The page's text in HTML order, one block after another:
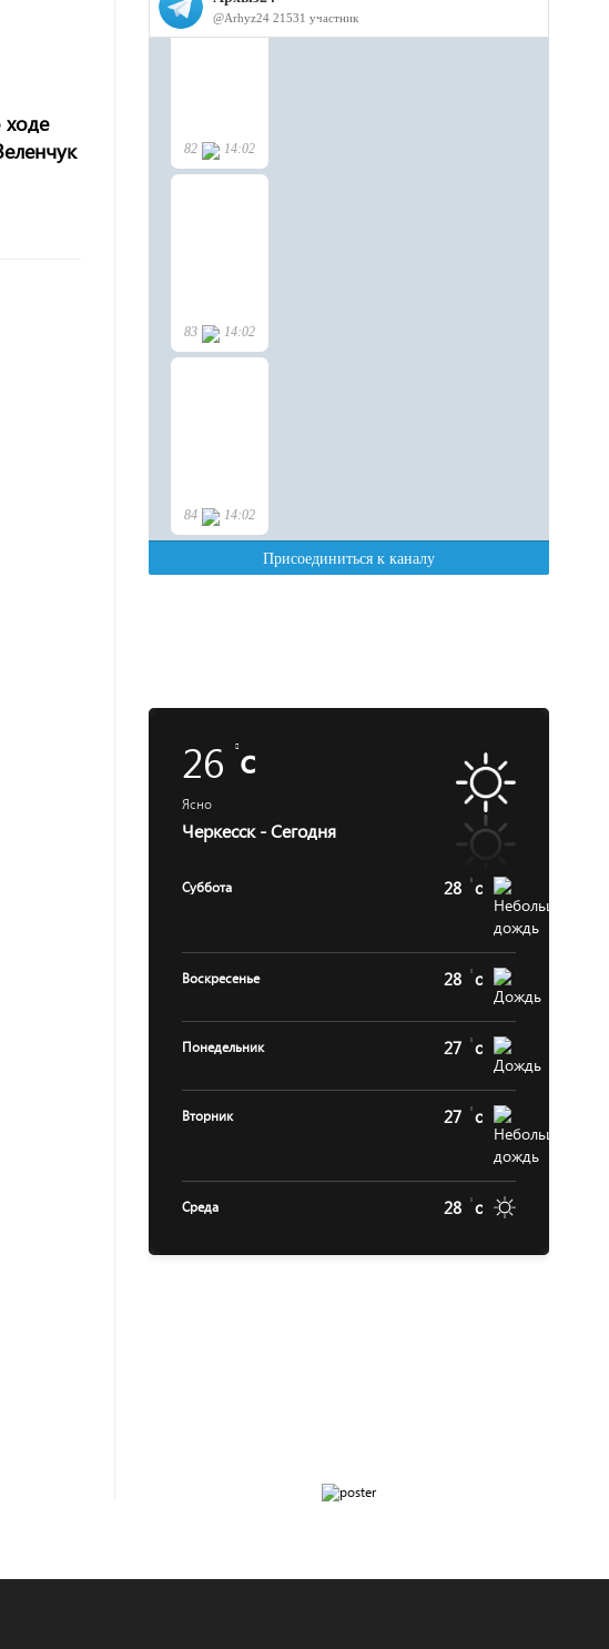
26c
Ясно
Черкесск - Сегодня
Суббота 28 c
Воскресенье 28 c
Понедельник 27 c
Вторник 27 c
Среда 28 c